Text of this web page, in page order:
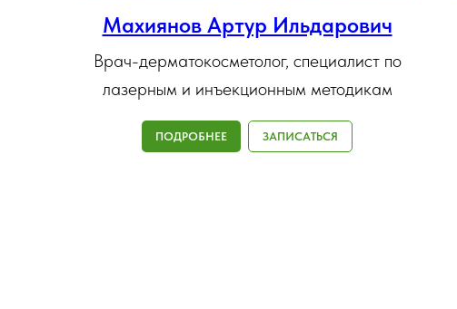
Махиянов Артур Ильдарович
Врач-дерматокосметолог, специалист по
лазерным и инъекционным методикам
ПОДРОБНЕЕ ЗАПИСАТЬСЯ